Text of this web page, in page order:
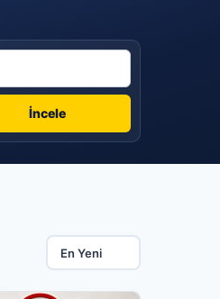
İncele